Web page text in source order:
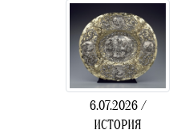
6.07.2026 /
ИСТОРИЯ